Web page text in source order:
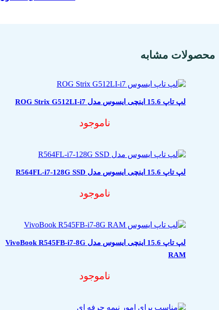
محصولات مشابه
لپ تاپ 15.6 اینچی ایسوس مدل ROG Strix G512LI-i7
ناموجود
لپ تاپ 15.6 اینچی ایسوس مدل R564FL-i7-128G SSD
ناموجود
لپ تاپ 15.6 اینچی ایسوس مدل VivoBook R545FB-i7-8G
RAM
ناموجود